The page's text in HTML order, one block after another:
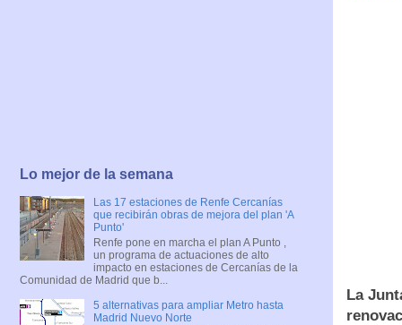
La
Lo mejor de la semana
Las 17 estaciones de Renfe Cercanías
que recibirán obras de mejora del plan 'A
Punto'
Renfe pone en marcha el plan A Punto ,
un programa de actuaciones de alto
impacto en estaciones de Cercanías de la
Comunidad de Madrid que b...
5 alternativas para ampliar Metro hasta
Madrid Nuevo Norte